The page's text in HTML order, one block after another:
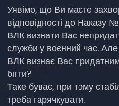
Уявімо, що Ви маєте
відповідності до Наказу
ВЛК визнати Вас
служби у воєнний час.
ВЛК визнає Вас
бігти?
Таке буває, при тому
треба гарячкувати.